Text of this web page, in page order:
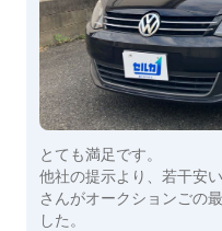
とても満足です。
他社の提示より、若干安
さんがオークションごの
した。